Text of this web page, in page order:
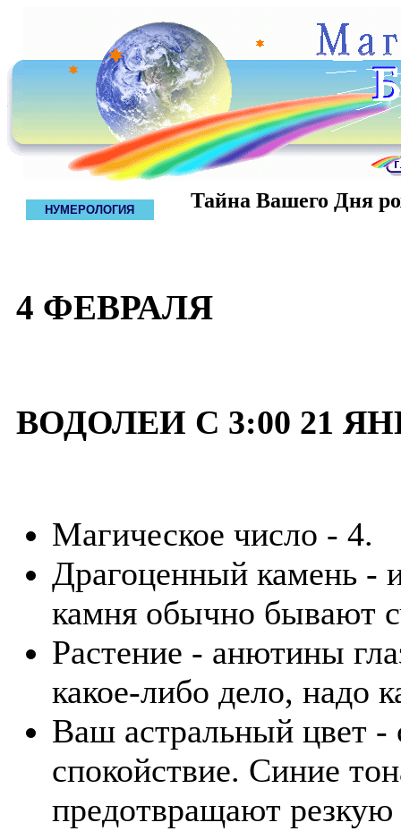
НУМЕРОЛОГИЯ Тайна Вашего Дня
4 ФЕВРАЛЯ
ВОДОЛЕИ С 3:00 21
Магическое число - 4.
Драгоценный камень -
камня обычно бывают
Растение - анютины
какое-либо дело, надо
Ваш астральный цвет
спокойствие. Синие
предотвращают